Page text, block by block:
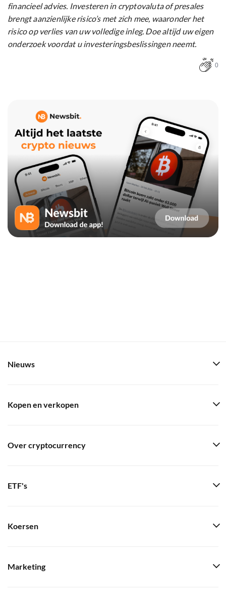
financieel advies. Investeren in cryptovaluta of presales
brengt aanzienlijke risico’s met zich mee, waaronder het
risico op verlies van uw volledige inleg. Doe altijd uw eigen
onderzoek voordat u investeringsbeslissingen neemt.
0
Nieuws
Kopen en verkopen
Over cryptocurrency
ETF's
Koersen
Marketing